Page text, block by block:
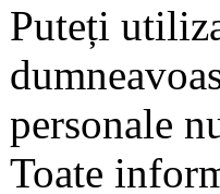
Puteți
personale
Toate